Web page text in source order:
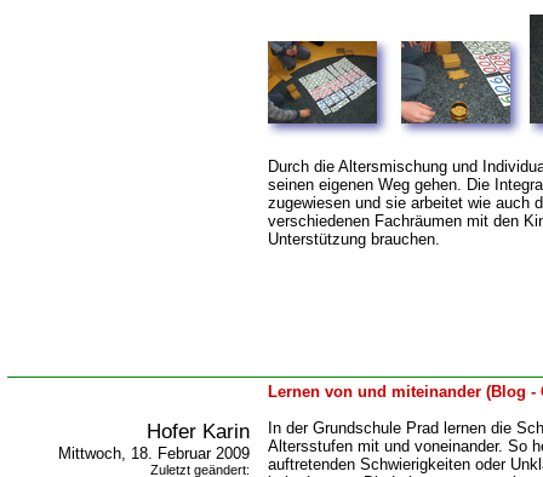
Durch die Altersmischung und
seinen eigenen Weg gehen. Die
zugewiesen und sie arbeitet wie auch
verschiedenen Fachräumen mit den
Unterstützung brauchen.
Lernen von und miteinander (Blog -
Hofer Karin
Mittwoch, 18. Februar 2009
Zuletzt geändert:
In der Grundschule Prad lernen die
Altersstufen mit und voneinander. So
auftretenden Schwierigkeiten oder